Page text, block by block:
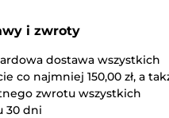
i zwroty
dostawa wszystkich
co najmniej 150,00 zł, a
zwrotu wszystkich
30 dni